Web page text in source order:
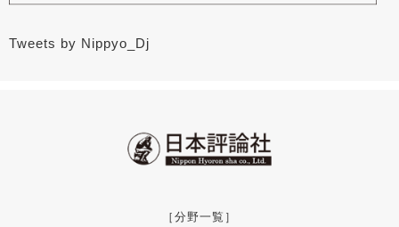
Tweets by Nippyo_Dj
［分野一覧］